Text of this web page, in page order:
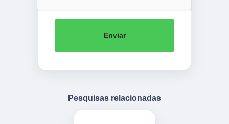
Enviar
Pesquisas relacionadas